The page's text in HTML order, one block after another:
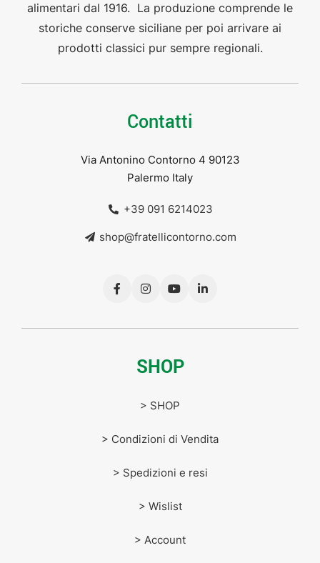
alimentari dal 1916. La produzione comprende le
storiche conserve siciliane per poi arrivare ai
prodotti classici pur sempre regionali.
Contatti
Via Antonino Contorno 4 90123
Palermo Italy
+39 091 6214023
shop@fratellicontorno.com
SHOP
> SHOP
> Condizioni di Vendita
> Spedizioni e resi
> Wislist
> Account